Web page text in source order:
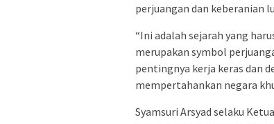
perjuangan dan keberanian
“Ini adalah sejarah yang
merupakan symbol
pentingnya kerja keras dan
mempertahankan negara
Syamsuri Arsyad selaku